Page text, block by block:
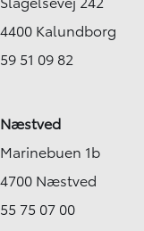
4400 Kalundborg
59 51 09 82
Næstved
Marinebuen 1b
4700 Næstved
55 75 07 00